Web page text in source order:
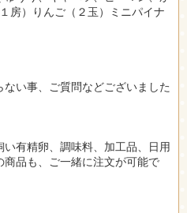
房）りんご（２玉）ミニパイナ
い事、ご質問などございました
有精卵、調味料、加工品、日用
品も、ご一緒に注文が可能で